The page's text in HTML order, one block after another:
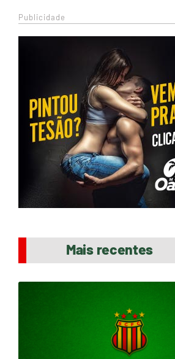
Publicidade
Mais recentes